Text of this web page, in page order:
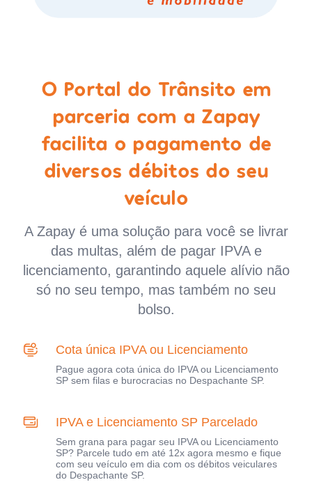
O Portal do Trânsito em
parceria com a Zapay
facilita o pagamento de
diversos débitos do seu
veículo
A Zapay é uma solução para você se livrar
das multas, além de pagar IPVA e
licenciamento, garantindo aquele alívio não
só no seu tempo, mas também no seu
bolso.
Cota única IPVA ou Licenciamento
Pague agora cota única do IPVA ou Licenciamento
SP sem filas e burocracias no Despachante SP.
IPVA e Licenciamento SP Parcelado
Sem grana para pagar seu IPVA ou Licenciamento
SP? Parcele tudo em até 12x agora mesmo e fique
com seu veículo em dia com os débitos veiculares
do Despachante SP.